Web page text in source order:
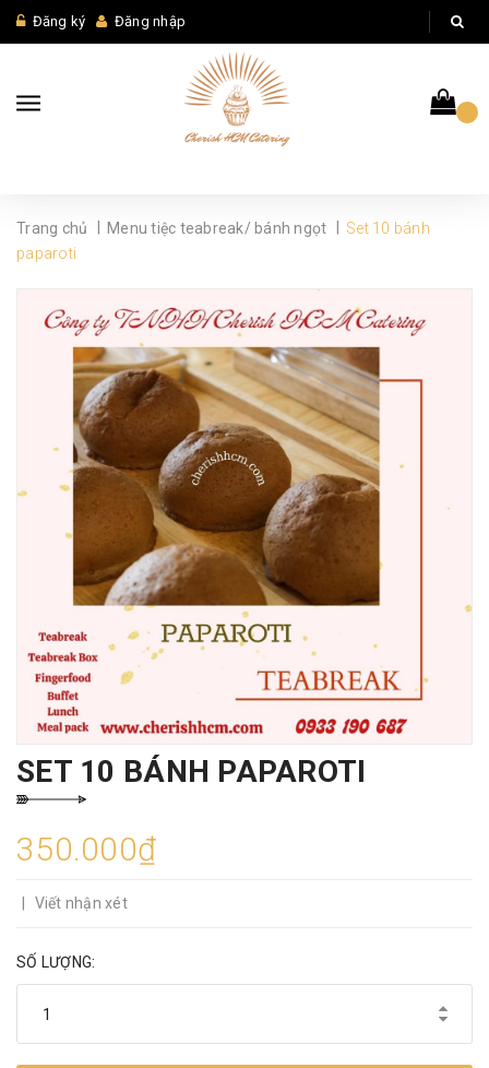
Đăng ký Đăng nhập
Trang chủ Menu tiệc teabreak/ bánh ngọt
Set 10 bánh
paparoti
SET 10 BÁNH PAPAROTI
350.000₫
Viết nhận xét
SỐ LƯỢNG: